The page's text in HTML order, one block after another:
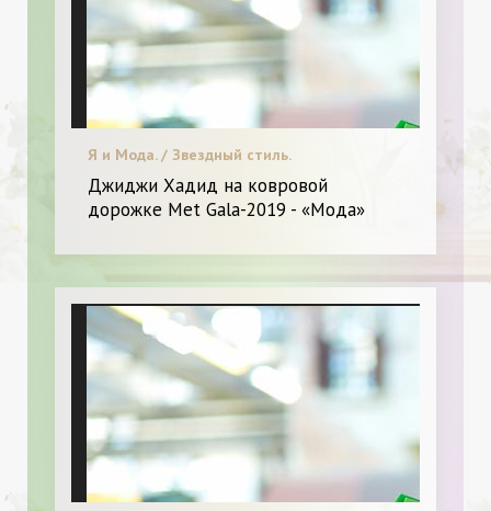
Я и Мода. / Звездный стиль.
Джиджи Хадид на ковровой
дорожке Met Gala-2019 - «Мода»